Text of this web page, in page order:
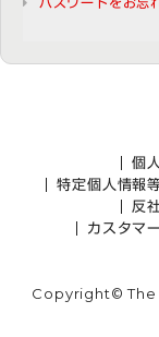
パスワードをお忘
個
特定個人情報
反
カスタマ
Copyright© The